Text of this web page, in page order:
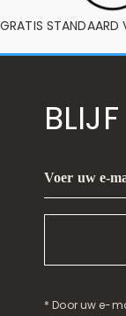
GRATIS STANDAARD
Voer uw e-
* Door uw e-